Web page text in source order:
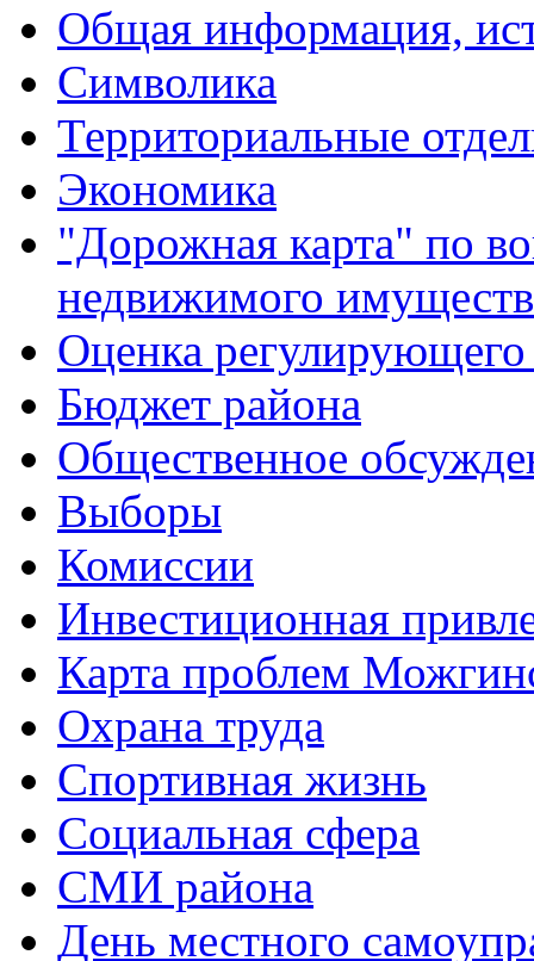
Общая информация,
Символика
Территориальные
Экономика
"Дорожная карта" по
недвижимого
Оценка регулирующего
Бюджет района
Общественное
Выборы
Комиссии
Инвестиционная
Карта проблем
Охрана труда
Спортивная жизнь
Социальная сфера
СМИ района
День местного